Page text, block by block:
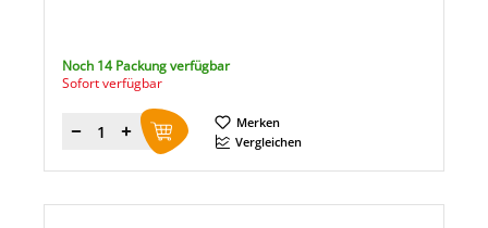
Noch 14 Packung verfügbar
Sofort verfügbar
Menge
Merken
Vergleichen